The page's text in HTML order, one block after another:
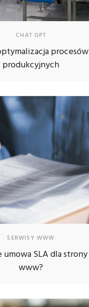
CHAT GPT
procesów
produkcyjnych
SERWISY WWW
umowa SLA dla strony
www?